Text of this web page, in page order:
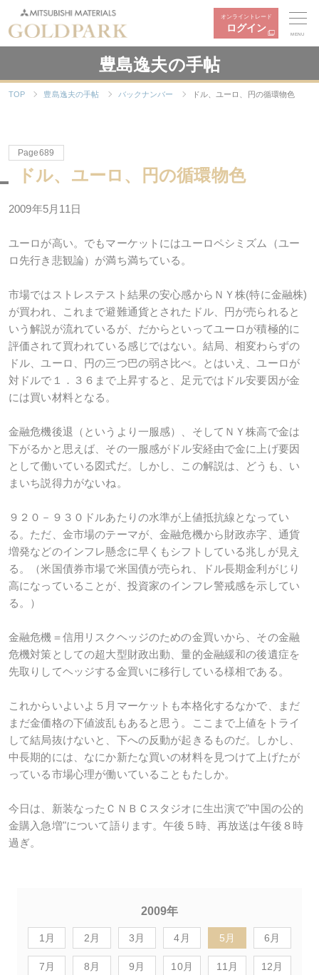
オンライントレード
ログイン
MENU
豊島逸夫の手帖
TOP 豊島逸夫の手帖 バックナンバー ドル、ユーロ、円の循環物色
Page689
ドル、ユーロ、円の循環物色
2009年5月11日
ユーロが高い。でもマーケットにはユーロペシミズム（ユー
ロ先行き悲観論）が満ち満ちている。
市場ではストレステスト結果の安心感からＮＹ株(特に金融株)
が買われ、これまで避難通貨とされたドル、円が売られると
いう解説が流れているが、だからといってユーロが積極的に
評価されて買われている感じではない。結局、相変わらずの
ドル、ユーロ、円の三つ巴の弱さ比べ。とはいえ、ユーロが
対ドルで１．３６まで上昇すると、足元ではドル安要因が金
には買い材料となる。
金融危機後退（というより一服感）、そしてＮＹ株高で金は
下がるかと思えば、その一服感がドル安経由で金に上げ要因
として働いている図式だ。しかし、この解説は、どうも、い
まいち説得力がないね。
９２０－９３０ドルあたりの水準が上値抵抗線となってい
る。ただ、金市場のテーマが、金融危機から財政赤字、通貨
増発などのインフレ懸念に早くもシフトしている兆しが見え
る。（米国債券市場で米国債が売られ、ドル長期金利がじり
高になっていることが、投資家のインフレ警戒感を示してい
る。）
金融危機＝信用リスクヘッジのための金買いから、その金融
危機対策としての超大型財政出動、量的金融緩和の後遺症を
先取りしてヘッジする金買いに移行している様相である。
これからいよいよ５月マーケットも本格化するなかで、まだ
まだ金価格の下値波乱もあると思う。ここまで上値をトライ
して結局抜けないと、下への反動が起きるものだ。しかし、
中長期的には、なにか新たな買いの材料を見つけて上げたが
っている市場心理が働いていることもたしか。
今日は、新装なったＣＮＢＣスタジオに生出演で"中国の公的
金購入急増"について語ります。午後５時、再放送は午後８時
過ぎ。
2009年
1月 2月 3月 4月 5月 6月
7月 8月 9月 10月 11月 12月